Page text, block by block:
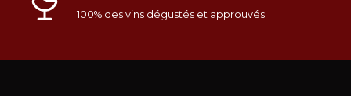
100% des vins dégustés et approuvés